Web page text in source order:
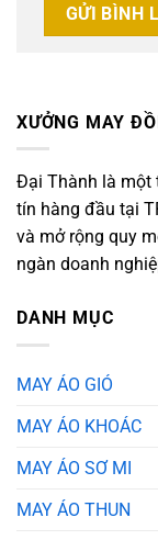
XƯỞNG MAY
Đại Thành là một
tín hàng đầu tại
và mở rộng quy
ngàn doanh
DANH MỤC
MAY ÁO GIÓ
MAY ÁO KHOÁC
MAY ÁO SƠ MI
MAY ÁO THUN